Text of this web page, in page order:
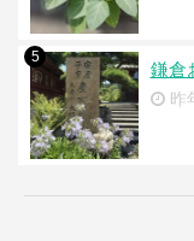
5
鎌倉
昨